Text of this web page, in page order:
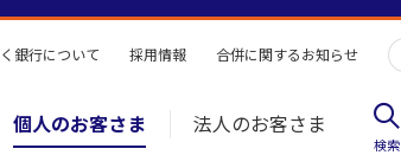
銀行について 採用情報 合併に関するお知らせ
個人のお客さま 法人のお客さま
検索